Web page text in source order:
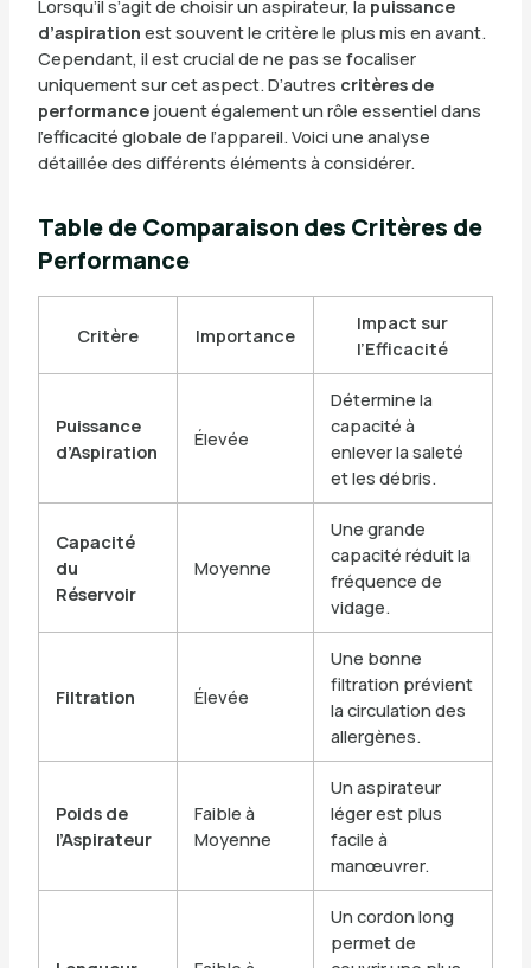
Lorsqu’il s’agit de choisir un aspirateur, la puissance
d’aspiration est souvent le critère le plus mis en avant.
Cependant, il est crucial de ne pas se focaliser
uniquement sur cet aspect. D’autres critères de
performancejouent également un rôle essentiel dans
l’efficacité globale de l’appareil. Voici une analyse
détaillée des différents éléments à considérer.
Table de Comparaison des Critères de
Performance
Critère Importance
Impact sur
l’Efficacité
Puissance
d’Aspiration
Élevée
Détermine la
capacité à
enlever la saleté
et les débris.
Capacité
du
Réservoir
Moyenne
Une grande
capacité réduit la
fréquence de
vidage.
Filtration Élevée
Une bonne
filtration prévient
la circulation des
allergènes.
Poids de
l’Aspirateur
Faible à
Moyenne
Un aspirateur
léger est plus
facile à
manœuvrer.
Un cordon long
permet de